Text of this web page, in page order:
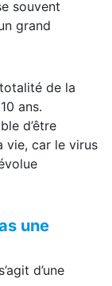
souvent
grand
de la
ans.
d’être
vie, car le virus
une
d’une